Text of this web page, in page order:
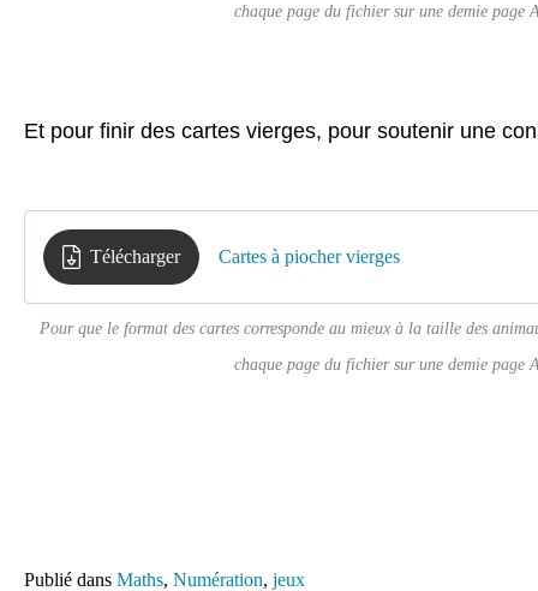
chaque page du fichier sur une demie page
Et pour finir des cartes vierges, pour soutenir une
Télécharger Cartes à piocher vierges
Pour que le format des cartes corresponde au mieux à la taille des
chaque page du fichier sur une demie page
Publié dans Maths, Numération, jeux